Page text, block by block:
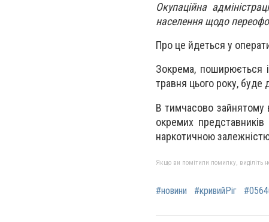
Окупаційна
населення щодо
Про це йдеться у
Зокрема, поширюється
травня цього року, буде
В тимчасово зайнятому
окремих
наркотичною
Якщо ви помітили помилку, виділіть
#новини #кривийРіг